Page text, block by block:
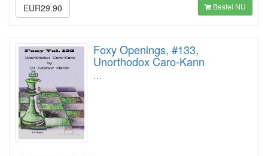
EUR29.90
Bestel NU
Foxy Openings, #133,
Unorthodox Caro-Kann
…